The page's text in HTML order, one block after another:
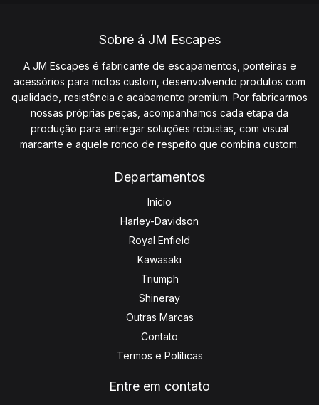
Sobre á JM Escapes
A JM Escapes é fabricante de escapamentos, ponteiras e
acessórios para motos custom, desenvolvendo produtos com
qualidade, resistência e acabamento premium. Por fabricarmos
nossas próprias peças, acompanhamos cada etapa da
produção para entregar soluções robustas, com visual
marcante e aquele ronco de respeito que combina custom.
Departamentos
Inicio
Harley-Davidson
Royal Enfield
Kawasaki
Triumph
Shineray
Outras Marcas
Contato
Termos e Políticas
Entre em contato